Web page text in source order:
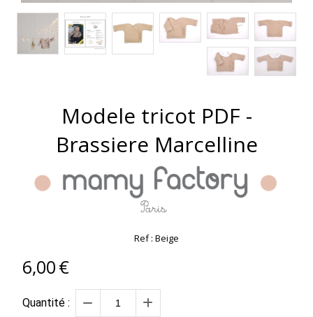
Modele tricot PDF -
Brassiere Marcelline
Ref : Beige
6,00€
Quantité :